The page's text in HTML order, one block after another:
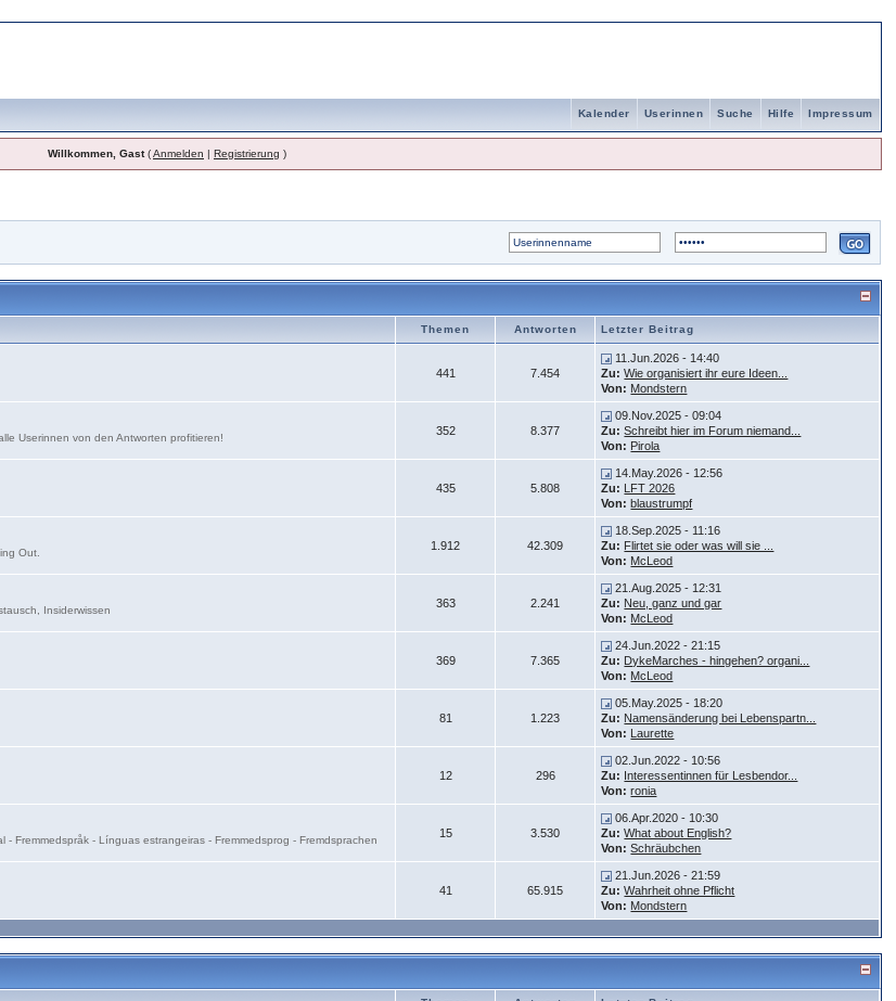
Impressum
Hilfe
Suche
Userinnen
Kalender
Willkommen, Gast(Anmelden | Registrierung )
Themen Antworten Letzter Beitrag
441 7.454
11.Jun.2026 - 14:40
Zu: Wie organisiert ihr eure Ideen...
Von: Mondstern
Userinnen von den Antworten profitieren!
352 8.377
09.Nov.2025 - 09:04
Zu: Schreibt hier im Forum niemand...
Von: Pirola
435 5.808
14.May.2026 - 12:56
Zu: LFT 2026
Von: blaustrumpf
Out.
1.912 42.309
18.Sep.2025 - 11:16
Zu: Flirtet sie oder was will sie ...
Von: McLeod
Insiderwissen
363 2.241
21.Aug.2025 - 12:31
Zu: Neu, ganz und gar
Von: McLeod
369 7.365
24.Jun.2022 - 21:15
Zu: DykeMarches - hingehen? organi...
Von: McLeod
81 1.223
05.May.2025 - 18:20
Zu: Namensänderung bei Lebenspartn...
Von: Laurette
12 296
02.Jun.2022 - 10:56
Zu: Interessentinnen für Lesbendor...
Von: ronia
Fremmedspråk - Línguas estrangeiras - Fremmedsprog - Fremdsprachen
15 3.530
06.Apr.2020 - 10:30
Zu: What about English?
Von: Schräubchen
41 65.915
21.Jun.2026 - 21:59
Zu: Wahrheit ohne Pflicht
Von: Mondstern